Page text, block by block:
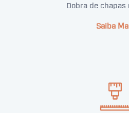
Dobra de chapas
Saiba